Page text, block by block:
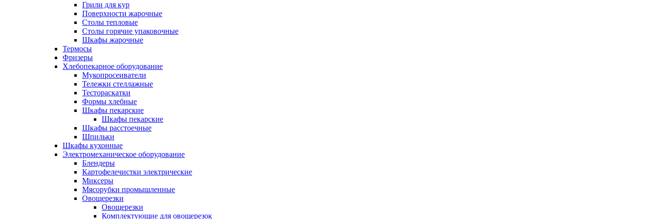
Грили для кур
Поверхности жарочные
Столы тепловые
Столы горячие упаковочные
Шкафы жарочные
Термосы
Фризеры
Хлебопекарное оборудование
Мукопросеиватели
Тележки стеллажные
Тестораскатки
Формы хлебные
Шкафы пекарские
Шкафы пекарские
Шкафы расстоечные
Шпильки
Шкафы кухонные
Электромеханическое оборудование
Блендеры
Картофелечистки электрические
Миксеры
Мясорубки промышленные
Овощерезки
Овощерезки
Комплектующие для овощерезок